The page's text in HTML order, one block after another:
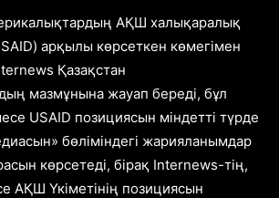
АҚШ халықаралық
арқылы көрсеткен көмегімен
Қазақстан
мазмұнына жауап береді, бұл
USAID позициясын міндетті түрде
бөліміндегі жарияланымдар
көрсетеді, бірақ Internews-тің,
АҚШ Үкіметінің позициясын